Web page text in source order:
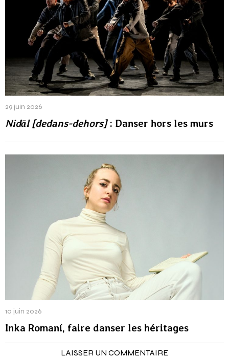
29 juin 2026
Nidāl [dedans-dehors]: Danser hors les murs
10 juin 2026
Inka Romaní, faire danser les héritages
LAISSER UN COMMENTAIRE